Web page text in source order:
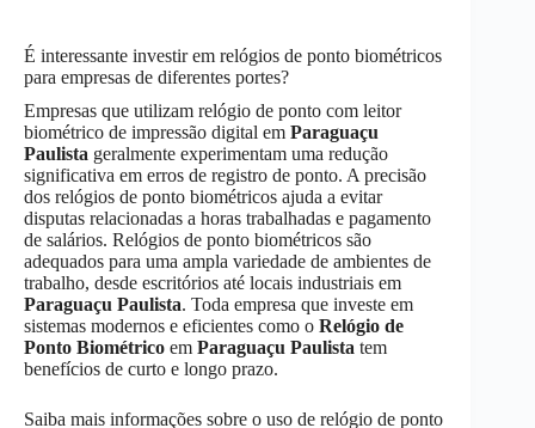
É interessante investir em relógios de ponto biométricos
para empresas de diferentes portes?
Empresas que utilizam relógio de ponto com leitor
biométrico de impressão digital em Paraguaçu
Paulista geralmente experimentam uma redução
significativa em erros de registro de ponto. A precisão
dos relógios de ponto biométricos ajuda a evitar
disputas relacionadas a horas trabalhadas e pagamento
de salários. Relógios de ponto biométricos são
adequados para uma ampla variedade de ambientes de
trabalho, desde escritórios até locais industriais em
Paraguaçu Paulista. Toda empresa que investe em
sistemas modernos e eficientes como o Relógio de
Ponto Biométrico em Paraguaçu Paulista tem
benefícios de curto e longo prazo.
Saiba mais informações sobre o uso de relógio de ponto